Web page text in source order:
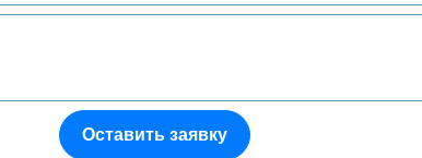
Оставить заявку